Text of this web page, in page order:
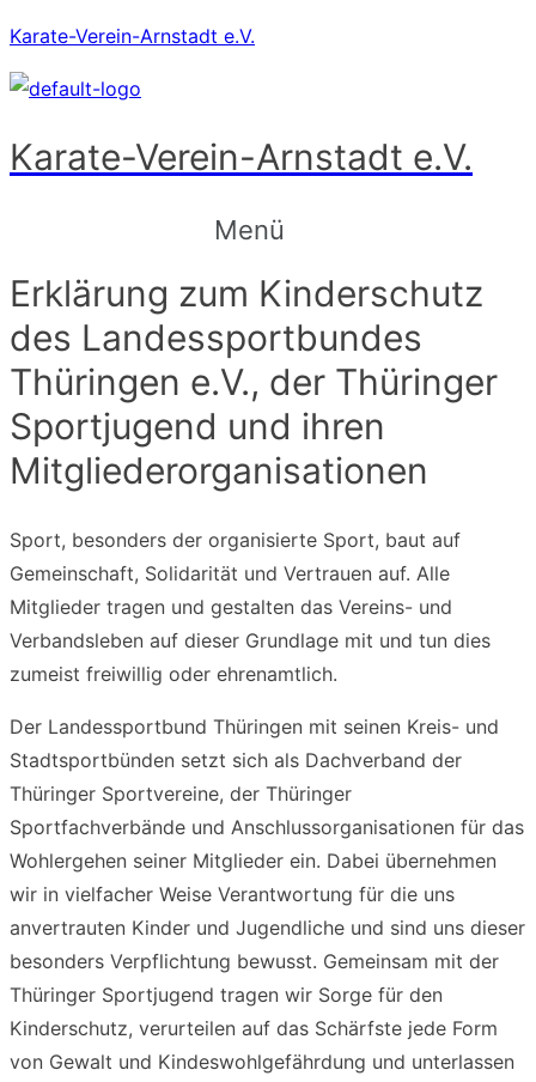
Karate-Verein-Arnstadt e.V.
Karate-Verein-Arnstadt e.V.
Menü
Erklärung zum Kinderschutz
des Landessportbundes
Thüringen e.V., der Thüringer
Sportjugend und ihren
Mitgliederorganisationen
Sport, besonders der organisierte Sport, baut auf
Gemeinschaft, Solidarität und Vertrauen auf. Alle
Mitglieder tragen und gestalten das Vereins- und
Verbandsleben auf dieser Grundlage mit und tun dies
zumeist freiwillig oder ehrenamtlich.
Der Landessportbund Thüringen mit seinen Kreis- und
Stadtsportbünden setzt sich als Dachverband der
Thüringer Sportvereine, der Thüringer
Sportfachverbände und Anschlussorganisationen für das
Wohlergehen seiner Mitglieder ein. Dabei übernehmen
wir in vielfacher Weise Verantwortung für die uns
anvertrauten Kinder und Jugendliche und sind uns dieser
besonders Verpflichtung bewusst. Gemeinsam mit der
Thüringer Sportjugend tragen wir Sorge für den
Kinderschutz, verurteilen auf das Schärfste jede Form
von Gewalt und Kindeswohlgefährdung und unterlassen